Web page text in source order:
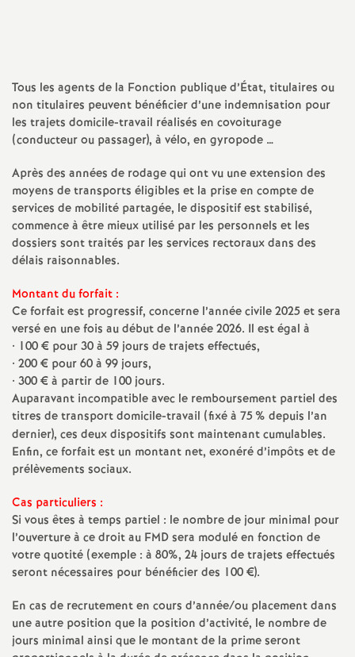
t
i
o
n
l
d
e
s
E
n
s
e
i
Tous les agents de la Fonction publique d’État, titulaires ou
non titulaires peuvent bénéficier d’une indemnisation pour
les trajets domicile-travail réalisés en covoiturage
(conducteur ou passager), à vélo, en gyropode …
Après des années de rodage qui ont vu une extension des
moyens de transports éligibles et la prise en compte de
services de mobilité partagée, le dispositif est stabilisé,
commence à être mieux utilisé par les personnels et les
dossiers sont traités par les services rectoraux dans des
délais raisonnables.
Montant du forfait :
Ce forfait est progressif, concerne l’année civile 2025 et sera
versé en une fois au début de l’année 2026. Il est égal à
• 100 € pour 30 à 59 jours de trajets effectués,
• 200 € pour 60 à 99 jours,
• 300 € à partir de 100 jours.
Auparavant incompatible avec le remboursement partiel des
titres de transport domicile-travail (fixé à 75% depuis l’an
dernier), ces deux dispositifs sont maintenant cumulables.
Enfin, ce forfait est un montant net, exonéré d’impôts et de
prélèvements sociaux.
Cas particuliers :
Si vous êtes à temps partiel : le nombre de jour minimal pour
l’ouverture à ce droit au FMD sera modulé en fonction de
votre quotité (exemple : à 80%, 24 jours de trajets effectués
seront nécessaires pour bénéficier des 100 €).
En cas de recrutement en cours d’année/ou placement dans
une autre position que la position d’activité, le nombre de
jours minimal ainsi que le montant de la prime seront